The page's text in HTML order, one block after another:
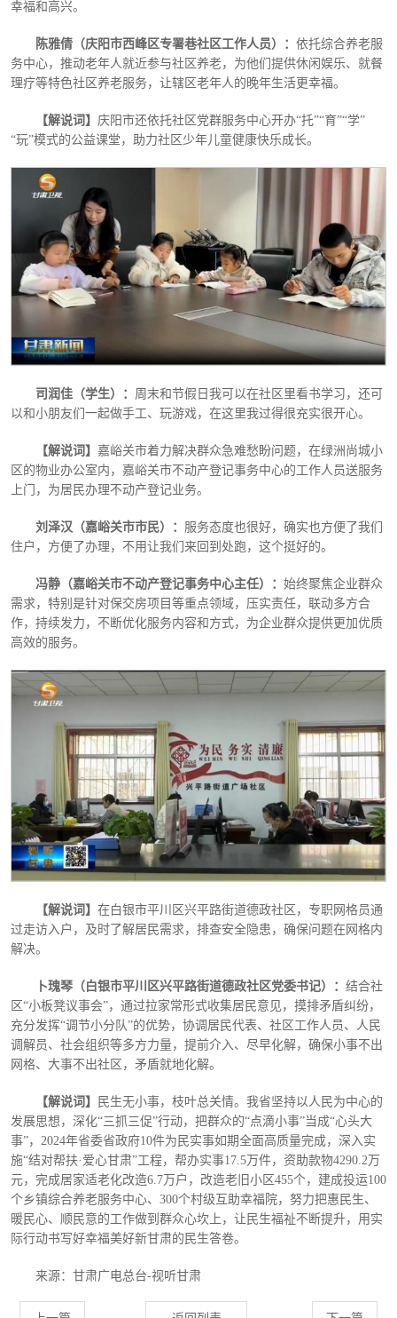
幸福和高兴。
陈雅倩（庆阳市西峰区专署巷社区工作人员）： 依托综合养老服
务中心，推动老年人就近参与社区养老，为他们提供休闲娱乐、就餐
理疗等特色社区养老服务，让辖区老年人的晚年生活更幸福。
【解说词】 庆阳市还依托社区党群服务中心开办“托”“育”“学”
“玩”模式的公益课堂，助力社区少年儿童健康快乐成长。
司润佳（学生）： 周末和节假日我可以在社区里看书学习，还可
以和小朋友们一起做手工、玩游戏，在这里我过得很充实很开心。
【解说词】 嘉峪关市着力解决群众急难愁盼问题，在绿洲尚城小
区的物业办公室内，嘉峪关市不动产登记事务中心的工作人员送服务
上门，为居民办理不动产登记业务。
刘泽汉（嘉峪关市市民）： 服务态度也很好，确实也方便了我们
住户，方便了办理，不用让我们来回到处跑，这个挺好的。
冯静（嘉峪关市不动产登记事务中心主任）： 始终聚焦企业群众
需求，特别是针对保交房项目等重点领域，压实责任，联动多方合
作，持续发力，不断优化服务内容和方式，为企业群众提供更加优质
高效的服务。
【解说词】 在白银市平川区兴平路街道德政社区，专职网格员通
过走访入户，及时了解居民需求，排查安全隐患，确保问题在网格内
解决。
卜瑰琴（白银市平川区兴平路街道德政社区党委书记）： 结合社
区“小板凳议事会”，通过拉家常形式收集居民意见，摸排矛盾纠纷，
充分发挥“调节小分队”的优势，协调居民代表、社区工作人员、人民
调解员、社会组织等多方力量，提前介入、尽早化解，确保小事不出
网格、大事不出社区，矛盾就地化解。
【解说词】
民生无小事，枝叶总关情。我省坚持以人民为中心的
发展思想，深化“三抓三促”行动，把群众的“点滴小事”当成“心头大
事”，2024年省委省政府10件为民实事如期全面高质量完成，深入实
施“结对帮扶·爱心甘肃”工程，帮办实事17.5万件，资助款物4290.2万
元，完成居家适老化改造6.7万户，改造老旧小区455个，建成投运100
个乡镇综合养老服务中心、300个村级互助幸福院，努力把惠民生、
暖民心、顺民意的工作做到群众心坎上，让民生福祉不断提升，用实
际行动书写好幸福美好新甘肃的民生答卷。
来源：甘肃广电总台-视听甘肃